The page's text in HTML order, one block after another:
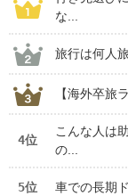
な...
旅行は何人
【海外卒旅
4位
こんな人は
の...
5位 車での長期